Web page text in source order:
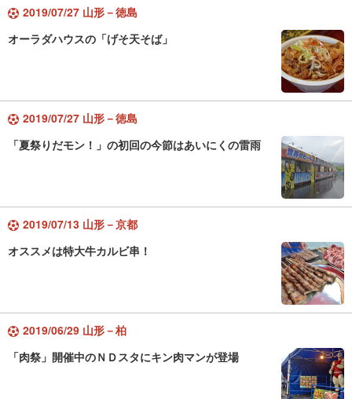
2019/07/27 山形－徳島
オーラダハウスの「げそ天そば」
2019/07/27 山形－徳島
「夏祭りだモン！」の初回の今節はあいにくの雷雨
2019/07/13 山形－京都
オススメは特大牛カルビ串！
2019/06/29 山形－柏
「肉祭」開催中のＮＤスタにキン肉マンが登場